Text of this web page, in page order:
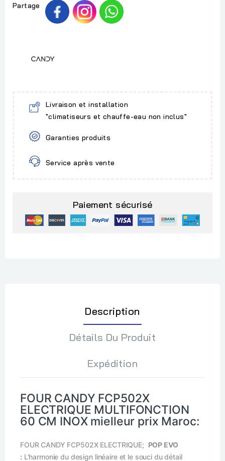
Partage
Livraison et installation
"climatiseurs et chauffe-eau non inclus"
Garanties produits
Service après vente
Paiement sécurisé
Description
Détails Du Produit
Expédition
FOUR CANDY FCP502X
ELECTRIQUE MULTIFONCTION
60 CM INOX mielleur prix Maroc:
FOUR CANDY FCP502X ELECTRIQUE; POP EVO
: L’harmonie du design linéaire et le souci du détail